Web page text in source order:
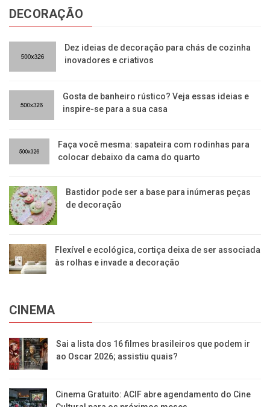
DECORAÇÃO
Dez ideias de decoração para chás de cozinha
inovadores e criativos
Gosta de banheiro rústico? Veja essas ideias e
inspire-se para a sua casa
Faça você mesma: sapateira com rodinhas para
colocar debaixo da cama do quarto
Bastidor pode ser a base para inúmeras peças
de decoração
Flexível e ecológica, cortiça deixa de ser associada
às rolhas e invade a decoração
CINEMA
Sai a lista dos 16 filmes brasileiros que podem ir
ao Oscar 2026; assistiu quais?
Cinema Gratuito: ACIF abre agendamento do Cine